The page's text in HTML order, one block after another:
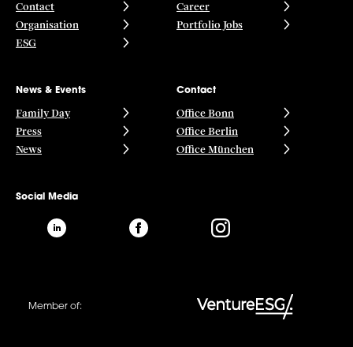
Contact
Organisation
ESG
Career
Portfolio Jobs
News & Events
Family Day
Press
News
Contact
Office Bonn
Office Berlin
Office München
Social Media
Member of: